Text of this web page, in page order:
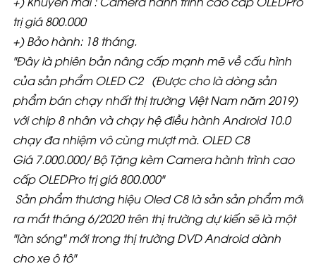
trị giá 800.000
+) Bảo hành: 18 tháng.
"Đây là phiên bản nâng cấp mạnh mẽ về cấu hình
của sản phẩm OLED C2 (Được cho là dòng sản
phẩm bán chạy nhất thị trường Việt Nam năm 2019)
với chip 8 nhân và chạy hệ điều hành Android 10.0
chạy đa nhiệm vô cùng mượt mà. OLED C8
Giá 7.000.000/ Bộ Tặng kèm Camera hành trình cao
cấp OLEDPro trị giá 800.000"
Sản phẩm thương hiệu Oled C8 là sản sản phẩm mới
ra mắt tháng 6/2020 trên thị trường dự kiến sẽ là một
"làn sóng" mới trong thị trường DVD Android dành
cho xe ô tô"